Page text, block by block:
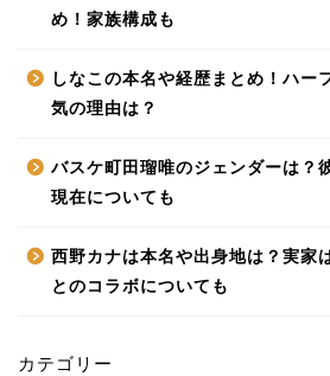
め！家族構成も
しなこの本名や経歴まとめ！ハー
気の理由は？
バスケ町田瑠唯のジェンダーは？
現在についても
西野カナは本名や出身地は？実家
とのコラボについても
カテゴリー